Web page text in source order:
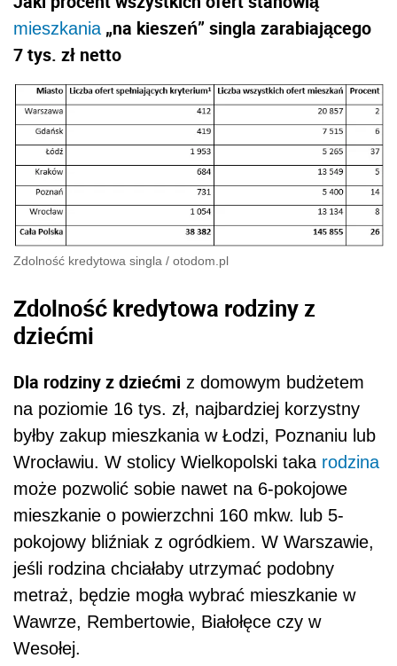
mieszkania„na kieszeń” singla zarabiającego
7 tys. zł netto
Zdolność kredytowa singla / otodom.pl
Zdolność kredytowa rodziny z
dziećmi
Dla rodziny z dziećmi z domowym budżetem
na poziomie 16 tys. zł, najbardziej korzystny
byłby zakup mieszkania w Łodzi, Poznaniu lub
Wrocławiu. W stolicy Wielkopolski taka rodzina
może pozwolić sobie nawet na 6-pokojowe
mieszkanie o powierzchni 160 mkw. lub 5-
pokojowy bliźniak z ogródkiem. W Warszawie,
jeśli rodzina chciałaby utrzymać podobny
metraż, będzie mogła wybrać mieszkanie w
Wawrze, Rembertowie, Białołęce czy w
Wesołej.